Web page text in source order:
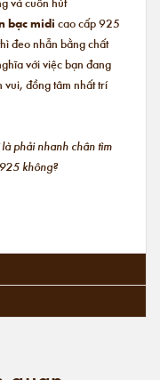
bạc midi cao cấp 925
đeo nhẫn bằng chất
với việc bạn đang
đồng tâm nhất trí
phải nhanh chân tìm
không?